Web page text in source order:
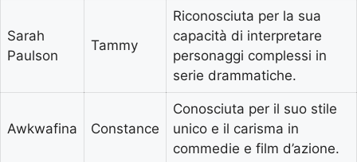
Sarah
Paulson
Tammy
Riconosciuta per la sua
capacità di interpretare
personaggi complessi in
serie drammatiche.
Awkwafina Constance
Conosciuta per il suo stile
unico e il carisma in
commedie e film d’azione.